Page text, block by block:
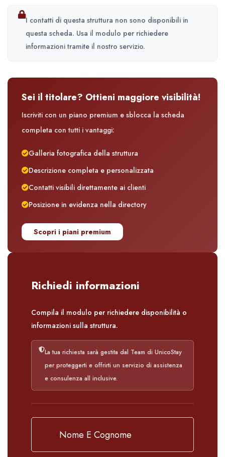
I contatti di questa struttura non sono disponibili in
questa scheda. Usa il modulo per richiedere
informazioni tramite il nostro servizio.
Sei il titolare? Ottieni maggiore visibilità!
Iscriviti con un piano premium e sblocca la scheda
completa con tutti i vantaggi:
Galleria fotografica della struttura
Descrizione completa e personalizzata
Contatti visibili direttamente ai clienti
Posizione in evidenza nella directory
Scopri i piani premium
Richiedi informazioni
Compila il modulo per richiedere disponibilità o
informazioni sulla struttura.
La tua richiesta sarà gestita dal Team di UnicoStay
per proteggerti e offrirti un servizio di assistenza
e consulenza all inclusive.